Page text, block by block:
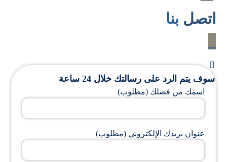
اتصل بنا
سوف يتم الرد على رسالتك خلال 24 ساعة
اسمك من فضلك (مطلوب)
عنوان بريدك الإلكتروني (مطلوب)